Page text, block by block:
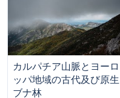
カルパチア山脈とヨーロ
ッパ地域の古代及び原生
ブナ林